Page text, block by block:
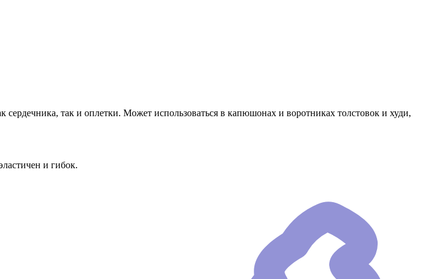
так и оплетки. Может использоваться в капюшонах и воротниках толстовок и худи,
и гибок.